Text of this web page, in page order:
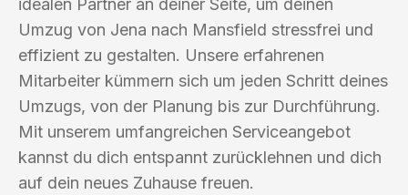
idealen Partner an deiner Seite, um deinen
Umzug von Jena nach Mansfield stressfrei und
effizient zu gestalten. Unsere erfahrenen
Mitarbeiter kümmern sich um jeden Schritt deines
Umzugs, von der Planung bis zur Durchführung.
Mit unserem umfangreichen Serviceangebot
kannst du dich entspannt zurücklehnen und dich
auf dein neues Zuhause freuen.